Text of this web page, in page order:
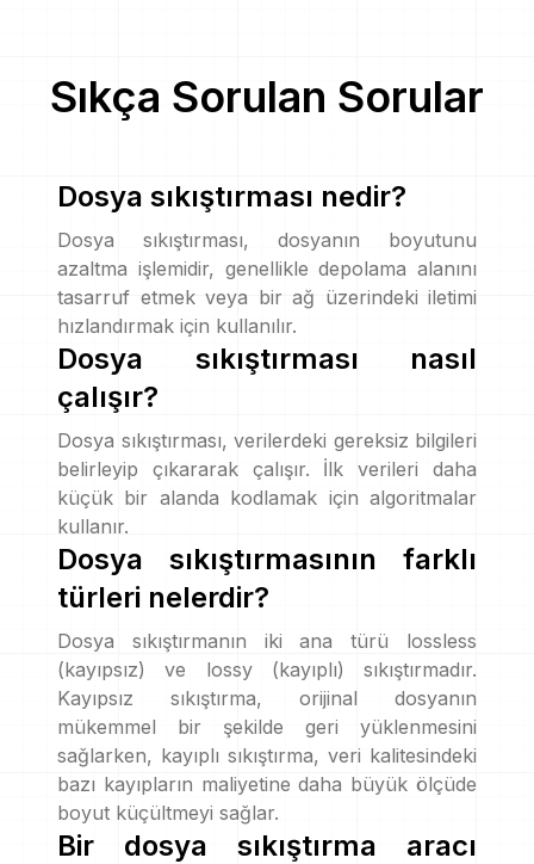
Sıkça Sorulan Sorular
Dosya sıkıştırması nedir?
Dosya sıkıştırması, dosyanın boyutunu
azaltma işlemidir, genellikle depolama alanını
tasarruf etmek veya bir ağ üzerindeki iletimi
hızlandırmak için kullanılır.
Dosya sıkıştırması nasıl
çalışır?
Dosya sıkıştırması, verilerdeki gereksiz bilgileri
belirleyip çıkararak çalışır. İlk verileri daha
küçük bir alanda kodlamak için algoritmalar
kullanır.
Dosya sıkıştırmasının farklı
türleri nelerdir?
Dosya sıkıştırmanın iki ana türü lossless
(kayıpsız) ve lossy (kayıplı) sıkıştırmadır.
Kayıpsız sıkıştırma, orijinal dosyanın
mükemmel bir şekilde geri yüklenmesini
sağlarken, kayıplı sıkıştırma, veri kalitesindeki
bazı kayıpların maliyetine daha büyük ölçüde
boyut küçültmeyi sağlar.
Bir dosya sıkıştırma aracı